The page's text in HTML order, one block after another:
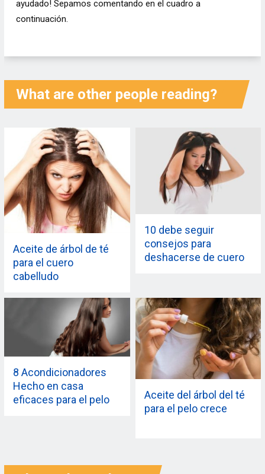
ayudado! Sepamos comentando en el cuadro a
continuación.
What are other people reading?
Aceite de árbol de té
para el cuero
cabelludo
10 debe seguir
consejos para
deshacerse de cuero
8 Acondicionadores
Hecho en casa
eficaces para el pelo
Aceite del árbol del té
para el pelo crece